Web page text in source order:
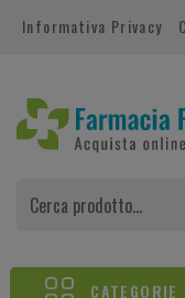
Informativa Privacy
CATEGORIE